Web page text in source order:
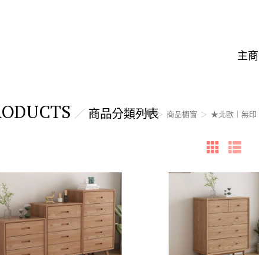
主
商品櫥窗 ★北歐｜無印
商品分類列表